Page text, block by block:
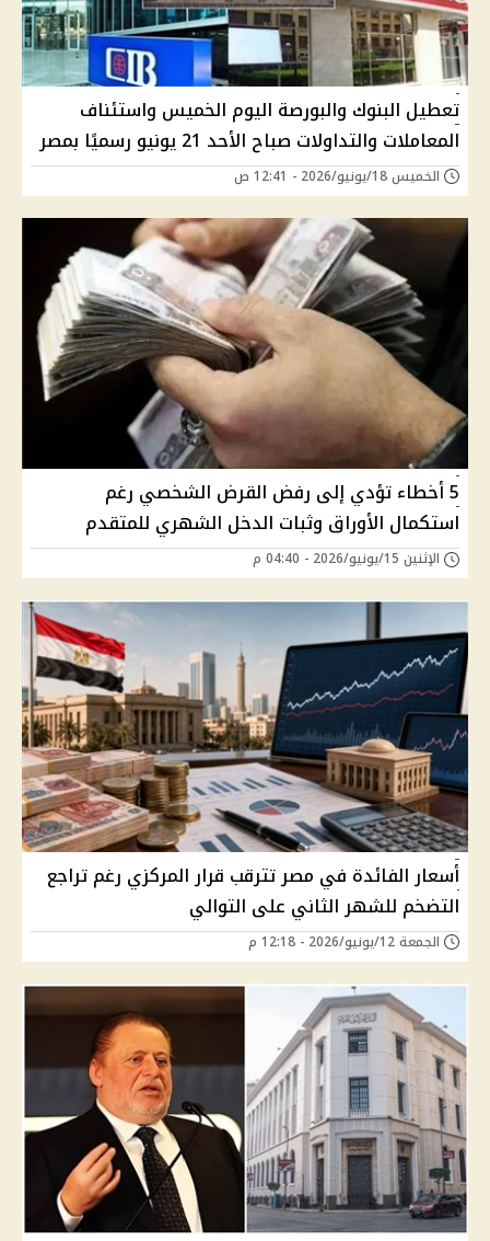
تعطيل البنوك والبورصة اليوم الخميس واستئناف
المعاملات والتداولات صباح الأحد 21 يونيو رسميًا بمصر
الخميس 18/يونيو/2026 - 12:41 ص
5 أخطاء تؤدي إلى رفض القرض الشخصي رغم
استكمال الأوراق وثبات الدخل الشهري للمتقدم
الإثنين 15/يونيو/2026 - 04:40 م
أسعار الفائدة في مصر تترقب قرار المركزي رغم تراجع
التضخم للشهر الثاني على التوالي
الجمعة 12/يونيو/2026 - 12:18 م